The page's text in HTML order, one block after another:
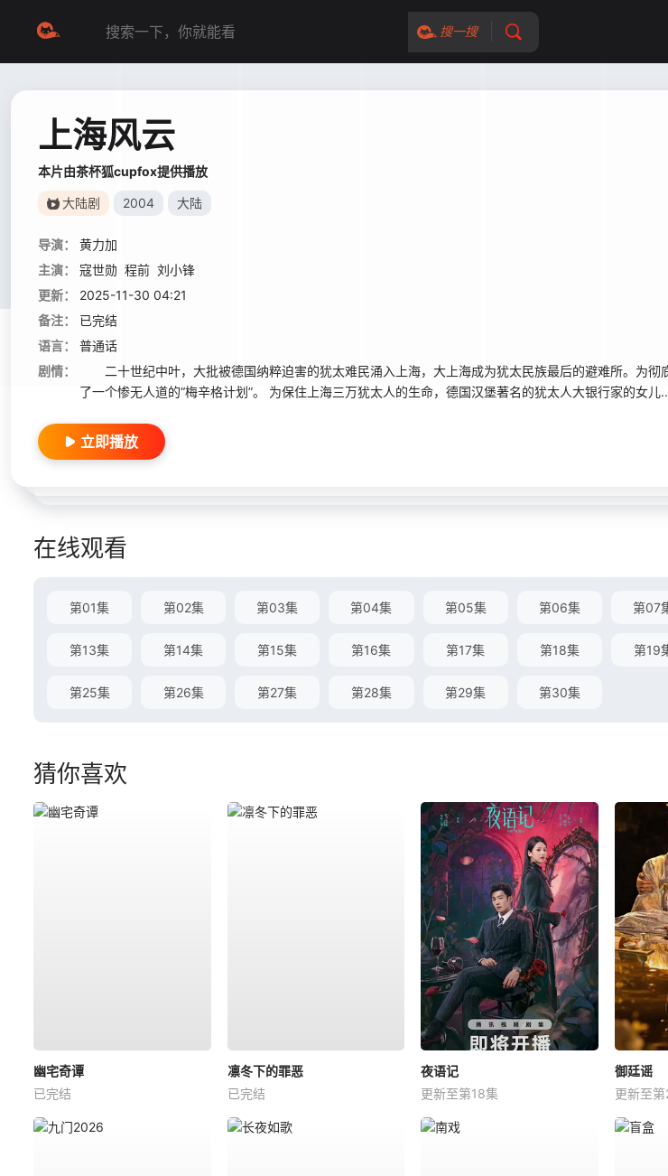
搜一搜
上海风云
本片由茶杯狐cupfox提供播放
大陆剧 2004 大陆
导演：
黄力加
主演：
寇世勋 程前 刘小锋
更新：
2025-11-30 04:21
备注：
已完结
语言：
普通话
剧情：
二十世纪中叶，大批被德国纳粹迫害的犹太难民涌入上海，大上海成为犹太民族最后的避难所。为彻
了一个惨无人道的“梅辛格计划”。 为保住上海三万犹太人的生命，德国汉堡著名的犹太人大银行家的女儿
立即播放
在线观看
第01集 第02集 第03集 第04集 第05集 第06集 第07
第13集 第14集 第15集 第16集 第17集 第18集 第19
第25集 第26集 第27集 第28集 第29集 第30集
猜你喜欢
幽宅奇谭
已完结
凛冬下的罪恶
已完结
夜语记
更新至第18集
御廷谣
更新至